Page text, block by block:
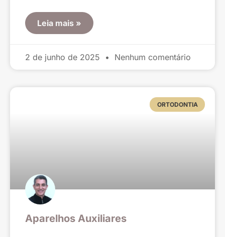
Leia mais »
2 de junho de 2025 Nenhum comentário
ORTODONTIA
Aparelhos Auxiliares